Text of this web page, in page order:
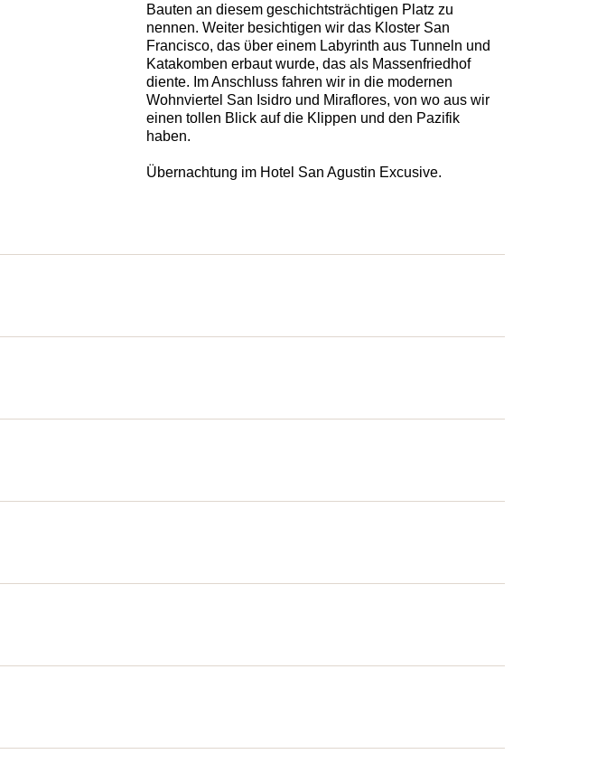
Bauten an diesem geschichtsträchtigen Platz zu
nennen. Weiter besichtigen wir das Kloster San
Francisco, das ϋber einem Labyrinth aus Tunneln und
Katakomben erbaut wurde, das als Massenfriedhof
diente. Im Anschluss fahren wir in die modernen
Wohnviertel San Isidro und Miraflores, von wo aus wir
einen tollen Blick auf die Klippen und den Pazifik
haben.
Übernachtung im Hotel San Agustin Excusive.